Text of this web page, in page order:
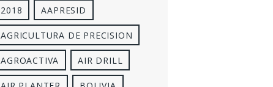
2018 AAPRESID
AGRICULTURA DE PRECISION
AGROACTIVA AIR DRILL